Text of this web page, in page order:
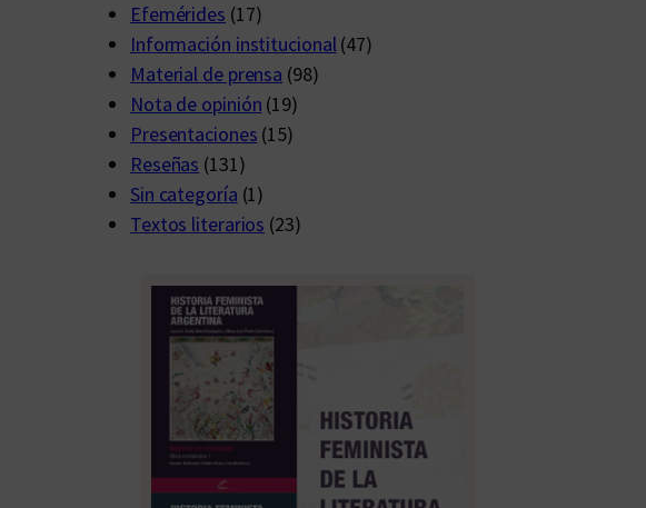
Efemérides (17)
Información institucional(47)
Material de prensa (98)
Nota de opinión (19)
Presentaciones (15)
Reseñas (131)
Sin categoría (1)
Textos literarios (23)